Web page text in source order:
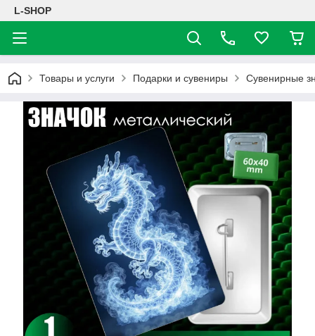
L-SHOP
Товары и услуги Подарки и сувениры Сувенирные